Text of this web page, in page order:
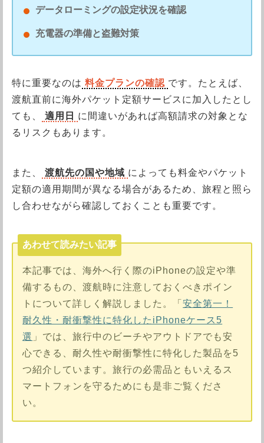
データローミングの設定状況を確認
充電器の準備と盗難対策
特に重要なのは 料金プランの確認 です。たとえば、
渡航直前に海外パケット定額サービスに加入したとし
ても、
適用日
に間違いがあれば高額請求の対象とな
るリスクもあります。
また、 渡航先の国や地域 によっても料金やパケット
定額の適用期間が異なる場合があるため、旅程と照ら
し合わせながら確認しておくことも重要です。
あわせて読みたい記事
本記事では、海外へ行く際のiPhoneの設定や準
備するもの、渡航時に注意しておくべきポイン
トについて詳しく解説しました。「安全第一！
耐久性・耐衝撃性に特化したiPhoneケース5
選 」では、旅行中のビーチやアウトドアでも安
心できる、耐久性や耐衝撃性に特化した製品を5
つ紹介しています。旅行の必需品ともいえるス
マートフォンを守るためにも是非ご覧くださ
い。